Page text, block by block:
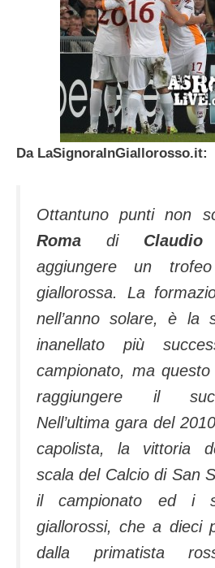
Da LaSignoraInGiallorosso.it:
Ottantuno punti non
Roma di
aggiungere un
giallorossa. La
nell’anno solare, è la
inanellato più
campionato, ma
raggiungere il
Nell’ultima gara del
capolista, la vittoria
scala del Calcio di San
il campionato ed i
giallorossi, che a dieci
dalla primatista